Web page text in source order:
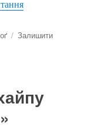
“Щодо рекомендацій
Залишити